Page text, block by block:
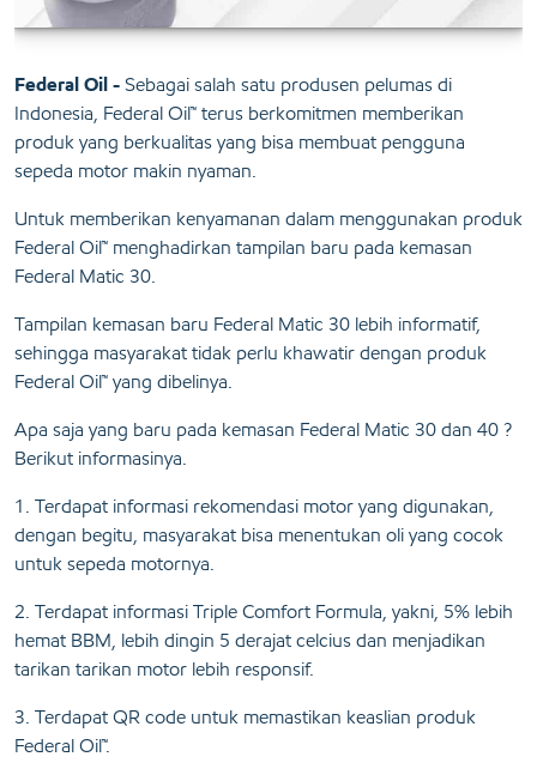
Federal Oil - Sebagai salah satu produsen pelumas di
Indonesia, Federal Oil™ terus berkomitmen memberikan
produk yang berkualitas yang bisa membuat pengguna
sepeda motor makin nyaman.
Untuk memberikan kenyamanan dalam menggunakan produk
Federal Oil™ menghadirkan tampilan baru pada kemasan
Federal Matic 30.
Tampilan kemasan baru Federal Matic 30 lebih informatif,
sehingga masyarakat tidak perlu khawatir dengan produk
Federal Oil™ yang dibelinya.
Apa saja yang baru pada kemasan Federal Matic 30 dan 40 ?
Berikut informasinya.
1. Terdapat informasi rekomendasi motor yang digunakan,
dengan begitu, masyarakat bisa menentukan oli yang cocok
untuk sepeda motornya.
2. Terdapat informasi Triple Comfort Formula, yakni, 5% lebih
hemat BBM, lebih dingin 5 derajat celcius dan menjadikan
tarikan tarikan motor lebih responsif.
3. Terdapat QR code untuk memastikan keaslian produk
Federal Oil™.